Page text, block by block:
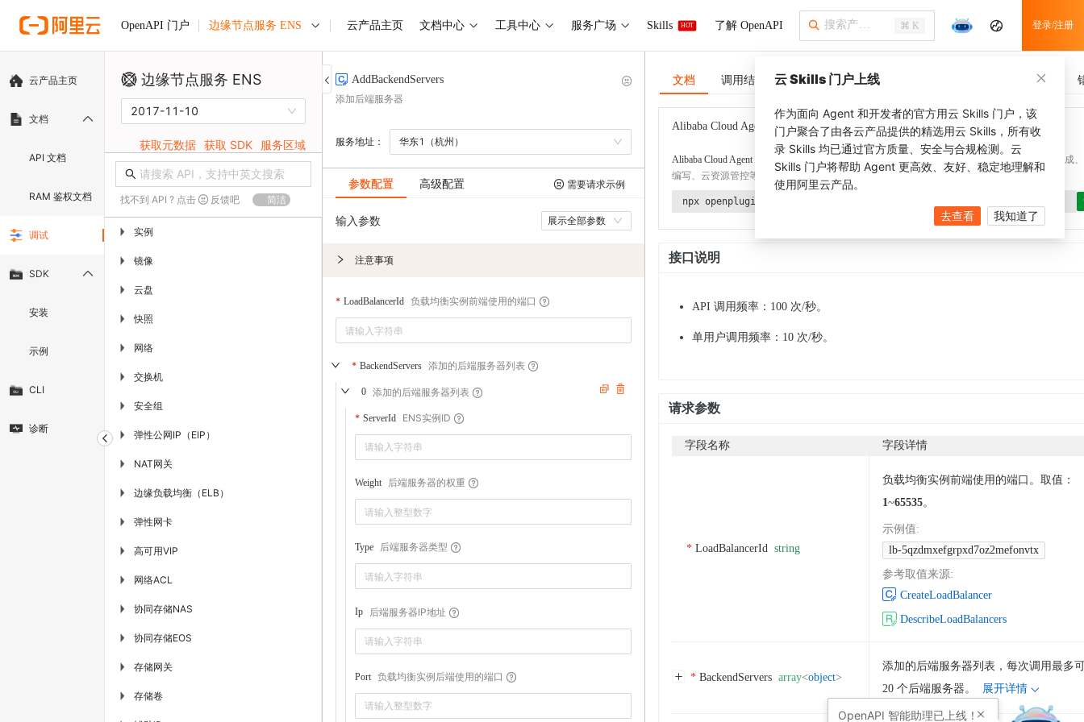
OpenAPI 门户 边缘节点服务 ENS 云产品主页 文档中心 工具中心 服务广场 Skills HOT 了解 OpenAPI ⌘ K 登录/注册
云产品主页
文档
API 文档
RAM 鉴权文档
调试
SDK
安装
示例
CLI
诊断
边缘节点服务 ENS
2017-11-10
获取元数据 获取 SDK 服务区域
找不到 API ? 点击 反馈吧 简洁
▶ 实例
▶ 镜像
▶ 云盘
▶ 快照
▶ 网络
▶ 交换机
▶ 安全组
▶ 弹性公网IP（EIP）
▶ NAT网关
▶ 边缘负载均衡（ELB）
▶ 弹性网卡
▶ 高可用VIP
▶ 网络ACL
▶ 协同存储NAS
▶ 协同存储EOS
▶ 存储网关
▶ 存储卷
AddBackendServers
添加后端服务器
服务地址： 华东1（杭州）
参数配置 高级配置 需要请求示例
输入参数 展示全部参数
注意事项
LoadBalancerId 负载均衡实例前端使用的端口
BackendServers 添加的后端服务器列表
0 添加的后端服务器列表
ServerId ENS实例ID
Weight 后端服务器的权重
Type 后端服务器类型
Ip 后端服务器IP地址
Port 负载均衡实例后端使用的端口
文档 调用结果 SDK 示例 CLI 示例 调用历史
Alibaba Cloud Agent Toolkit 了解更多
Alibaba Cloud Agent Toolkit
提供 Agent 插件、技能、MCP 配置和验证工具，涵盖 SDK 代码生成、
编写、云资源管控等能力。通过 alibabacloud-agent-toolkit-install 技能可快速完成本地配置。
npx openplugin aliyun/alibabacloud-agent-toolkit
接口说明
API 调用频率：100 次/秒。
单用户调用频率：10 次/秒。
请求参数
字段名称 字段详情
LoadBalancerId string
负载均衡实例前端使用的端口。取值：
1~65535。
示例值:
lb-5qzdmxefgrpxd7oz2mefonvtx
参考取值来源:
CreateLoadBalancer
DescribeLoadBalancers
BackendServers array<object>
添加的后端服务器列表，每次调用最多
20 个后端服务器。
展开详情
云 Skills 门户上线
作为面向 Agent 和开发者的官方用云 Skills 门户，该
门户聚合了由各云产品提供的精选用云 Skills，所有收
录 Skills 均已通过官方质量、安全与合规检测。云
Skills 门户将帮助 Agent 更高效、友好、稳定地理解和
使用阿里云产品。
去查看 我知道了
OpenAPI 智能助理已上线！